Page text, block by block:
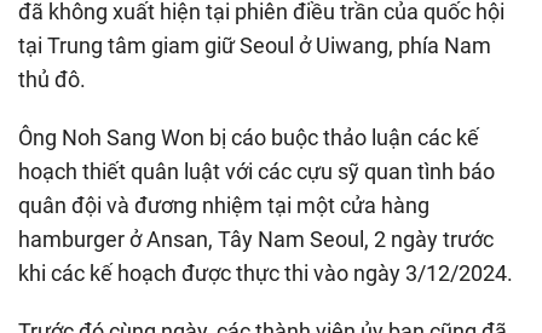
đã không xuất hiện tại phiên điều trần của quốc hội
tại Trung tâm giam giữ Seoul ở Uiwang, phía Nam
thủ đô.
Ông Noh Sang Won bị cáo buộc thảo luận các kế
hoạch thiết quân luật với các cựu sỹ quan tình báo
quân đội và đương nhiệm tại một cửa hàng
hamburger ở Ansan, Tây Nam Seoul, 2 ngày trước
khi các kế hoạch được thực thi vào ngày 3/12/2024.